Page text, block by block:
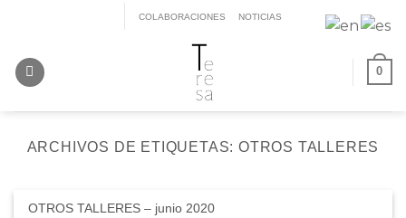
contenido
COLABORACIONES NOTICIAS
0
ARCHIVOS DE ETIQUETAS:OTROS TALLERES
OTROS TALLERES – junio 2020